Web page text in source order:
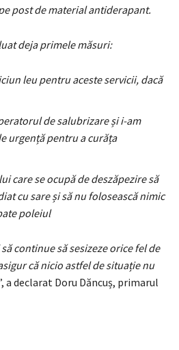
post de material antiderapant.
deja primele măsuri:
leu pentru aceste servicii, dacă
de salubrizare și i-am
urgență pentru a curăța
care se ocupă de deszăpezire să
cu sare și să nu folosească nimic
poleiul
continue să sesizeze orice fel de
că nicio astfel de situație nu
a declarat Doru Dăncuș, primarul